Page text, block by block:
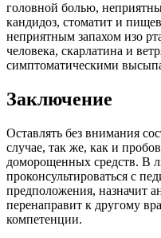
головной болью,
кандидоз, стоматит и
неприятным запахом изо
человека, скарлатина и
симптоматическими
Заключение
Оставлять без внимания
случае, так же, как и
доморощенных средств. В
проконсультироваться с
предположения, назначит
перенаправит к другому
компетенции.